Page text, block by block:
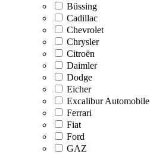
Büssing
Cadillac
Chevrolet
Chrysler
Citroën
Daimler
Dodge
Eicher
Excalibur Automobile
Ferrari
Fiat
Ford
GAZ